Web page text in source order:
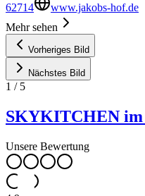
62714
www.jakobs-hof.de
Mehr sehen
Vorheriges Bild
Nächstes Bild
1 / 5
SKYKITCHEN im
Unsere Bewertung